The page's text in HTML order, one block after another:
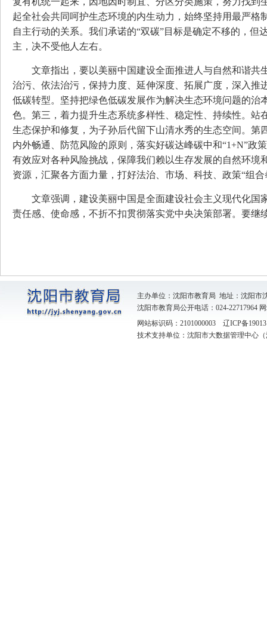
起全社会共同呵护生态环境的内生动力，始终坚持用最严
自主行动的关系。我们承诺的“双碳”目标是确定不移的，
主，决不受他人左右。
文章指出，要以美丽中国建设全面推进人与自然和谐
治污、依法治污，保持力度、延伸深度、拓展广度，深入
低碳转型。坚持把绿色低碳发展作为解决生态环境问题的
色。第三，着力提升生态系统多样性、稳定性、持续性。
生态保护和修复，为子孙后代留下山清水秀的生态空间。
内外畅通、防范风险的原则，落实好碳达峰碳中和“1+N”政
有效应对各种风险挑战，保障我们赖以生存发展的自然环
资源，汇聚各方面力量，打好法治、市场、科技、政策“组
文章强调，建设美丽中国是全面建设社会主义现代化
责任感、使命感，不折不扣贯彻落实党中央决策部署。要继
主办单位：沈阳市教育局 地址：沈阳
沈阳市教育局公开电话：024-22717964
网站标识码：2101000003 辽ICP备
技术支持单位：沈阳市大数据管理中心